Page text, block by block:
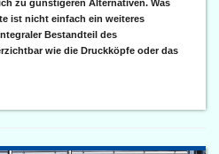
zu günstigeren Alternativen. Was
ist nicht einfach ein weiteres
Bestandteil des
wie die Druckköpfe oder das